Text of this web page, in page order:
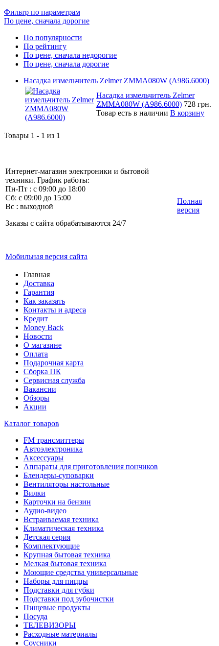
Фильтр по параметрам
По цене, сначала дорогие
По популярности
По рейтингу
По цене, сначала недорогие
По цене, сначала дорогие
Насадка измельчитель Zelmer ZMMA080W (A986.6000)
Насадка измельчитель Zelmer
ZMMA080W (A986.6000) 728 грн.
Товар есть в наличии В корзину
Товары 1 - 1 из 1
Интернет-магазин электроники и бытовой
техники. График работы:
Пн-Пт : с 09:00 до 18:00
Сб: с 09:00 до 15:00
Вс : выходной
Заказы с сайта обрабатываются 24/7
Мобильная версия сайта
Полная
версия
Главная
Доставка
Гарантия
Как заказать
Контакты и адреса
Кредит
Money Back
Новости
О магазине
Оплата
Подарочная карта
Сборка ПК
Сервисная служба
Вакансии
Обзоры
Акции
Каталог товаров
FM трансмиттеры
Автоэлектроника
Аксессуары
Аппараты для приготовления пончиков
Блендеры-суповарки
Вентиляторы настольные
Вилки
Карточки на бензин
Аудио-видео
Встраиваемая техника
Климатическая техника
Детская серия
Комплектующие
Крупная бытовая техника
Мелкая бытовая техника
Моющие средства универсальные
Наборы для пиццы
Подставки для губки
Подставки под зубочистки
Пищевые продукты
Посуда
ТЕЛЕВИЗОРЫ
Расходные материалы
Соусники